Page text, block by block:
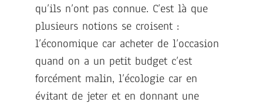
qu’ils n’ont pas connue. C’est là que
plusieurs notions se croisent :
l’économique car acheter de l’occasion
quand on a un petit budget c’est
forcément malin, l’écologie car en
évitant de jeter et en donnant une